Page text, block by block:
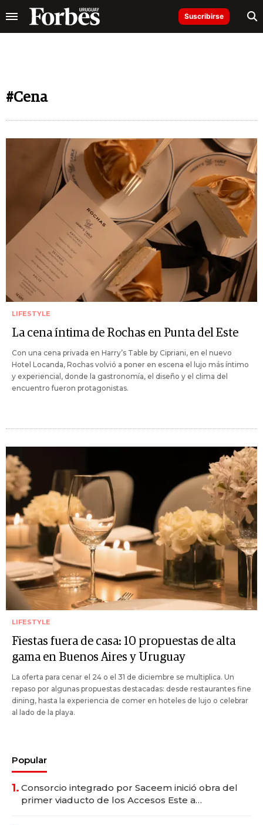
Suscribirse
#Cena
LIFESTYLE
La cena íntima de Rochas en Punta del Este
Con una cena privada en Harry’s Table by Cipriani, en el nuevo
Hotel Locanda, Rochas volvió a poner en escena el lujo más íntimo
y experiencial, donde la gastronomía, el diseño y el clima del
encuentro fueron protagonistas.
LIFESTYLE
Fiestas fuera de casa: 10 propuestas de alta
gama en Buenos Aires y Uruguay
La oferta para cenar el 24 o el 31 de diciembre se multiplica. Un
repaso por algunas propuestas destacadas: desde restaurantes fine
dining, hasta la experiencia de comer en hoteles de lujo o celebrar
al lado de la playa.
Popular
1. Consorcio integrado por Saceem inició obra del
primer viaducto de los Accesos Este a